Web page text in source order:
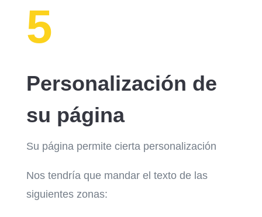
5
Personalización de
su página
Su página permite cierta personalización
Nos tendría que mandar el texto de las
siguientes zonas: